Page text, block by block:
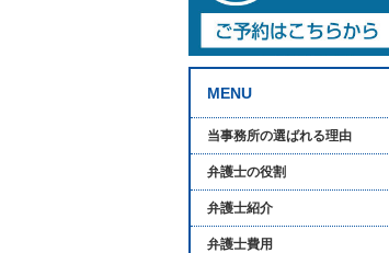
MENU
当事務所の選ばれる理由
弁護士の役割
弁護士紹介
弁護士費用